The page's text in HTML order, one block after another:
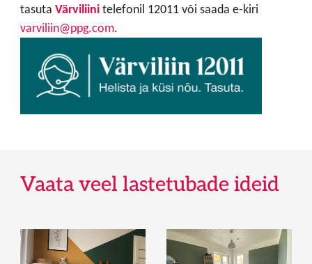
tasuta Värviliinitelefonil 12011 või saada e-kiri
varviliin@ppg.com.
Vaata veel lastetubade ideid